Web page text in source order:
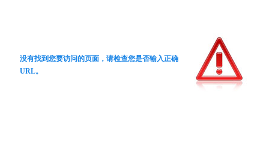
没有找到您要访问的页面，请检查您是否输入正确
URL。